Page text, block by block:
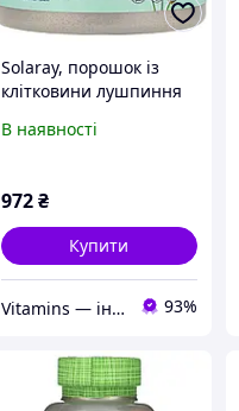
Solaray, порошок із
клітковини лушпиння
(6,17 унції)
В наявності
972 ₴
Купити
Vitamins — інтернет-магазин вітамінів та мінералів 93%